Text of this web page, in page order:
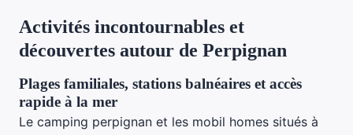
Activités incontournables et
découvertes autour de Perpignan
Plages familiales, stations balnéaires et accès
rapide à la mer
Le camping perpignan et les mobil homes situés à